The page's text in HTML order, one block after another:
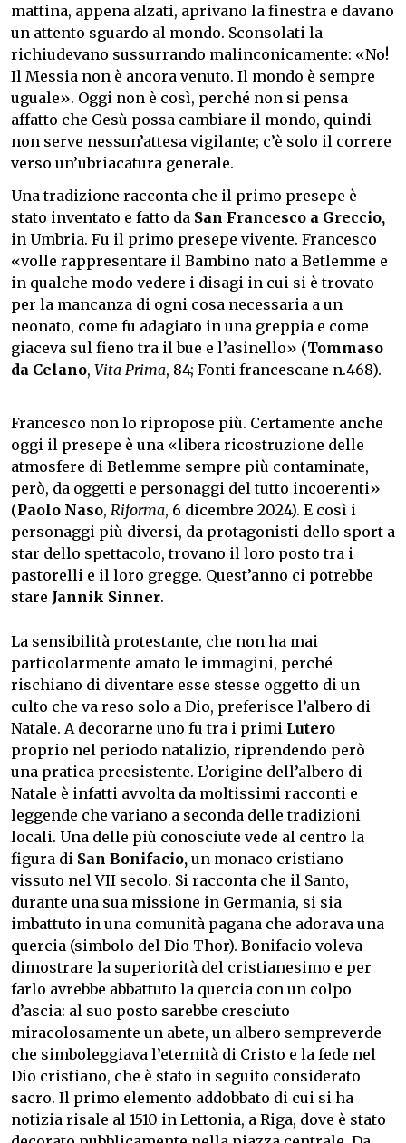
mattina, appena alzati, aprivano la finestra e davano
un attento sguardo al mondo. Sconsolati la
richiudevano sussurrando malinconicamente: «No!
Il Messia non è ancora venuto. Il mondo è sempre
uguale». Oggi non è così, perché non si pensa
affatto che Gesù possa cambiare il mondo, quindi
non serve nessun’attesa vigilante; c’è solo il correre
verso un’ubriacatura generale.
Una tradizione racconta che il primo presepe è
stato inventato e fatto da San Francesco a Greccio,
in Umbria. Fu il primo presepe vivente. Francesco
«volle rappresentare il Bambino nato a Betlemme e
in qualche modo vedere i disagi in cui si è trovato
per la mancanza di ogni cosa necessaria a un
neonato, come fu adagiato in una greppia e come
giaceva sul fieno tra il bue e l’asinello» (Tommaso
da Celano, Vita Prima, 84; Fonti francescane n.468).
Francesco non lo ripropose più. Certamente anche
oggi il presepe è una «libera ricostruzione delle
atmosfere di Betlemme sempre più contaminate,
però, da oggetti e personaggi del tutto incoerenti»
(Paolo Naso, Riforma, 6 dicembre 2024). E così i
personaggi più diversi, da protagonisti dello sport a
star dello spettacolo, trovano il loro posto tra i
pastorelli e il loro gregge. Quest’anno ci potrebbe
stare Jannik Sinner.
La sensibilità protestante, che non ha mai
particolarmente amato le immagini, perché
rischiano di diventare esse stesse oggetto di un
culto che va reso solo a Dio, preferisce l’albero di
Natale. A decorarne uno fu tra i primi Lutero
proprio nel periodo natalizio, riprendendo però
una pratica preesistente. L’origine dell’albero di
Natale è infatti avvolta da moltissimi racconti e
leggende che variano a seconda delle tradizioni
locali. Una delle più conosciute vede al centro la
figura di San Bonifacio, un monaco cristiano
vissuto nel VII secolo. Si racconta che il Santo,
durante una sua missione in Germania, si sia
imbattuto in una comunità pagana che adorava una
quercia (simbolo del Dio Thor). Bonifacio voleva
dimostrare la superiorità del cristianesimo e per
farlo avrebbe abbattuto la quercia con un colpo
d’ascia: al suo posto sarebbe cresciuto
miracolosamente un abete, un albero sempreverde
che simboleggiava l’eternità di Cristo e la fede nel
Dio cristiano, che è stato in seguito considerato
sacro. Il primo elemento addobbato di cui si ha
notizia risale al 1510 in Lettonia, a Riga, dove è stato